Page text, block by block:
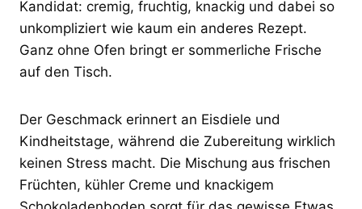
Kandidat: cremig, fruchtig, knackig und dabei so
unkompliziert wie kaum ein anderes Rezept.
Ganz ohne Ofen bringt er sommerliche Frische
auf den Tisch.
Der Geschmack erinnert an Eisdiele und
Kindheitstage, während die Zubereitung wirklich
keinen Stress macht. Die Mischung aus frischen
Früchten, kühler Creme und knackigem